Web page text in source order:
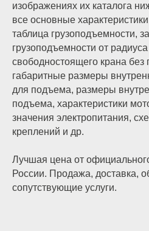
изображениях их каталога
все основные
таблица грузоподъемности,
грузоподъемности от
свободностоящего крана без
габаритные размеры
для подъема, размеры
подъема, характеристики
значения электропитания,
креплений и др.
Лучшая цена от
России. Продажа, доставка,
сопутствующие услуги.
6460820@mail.ru
+7 (800) 333-11-
+7 (495) 646-08-
20
Режим работы: с 09:00 до